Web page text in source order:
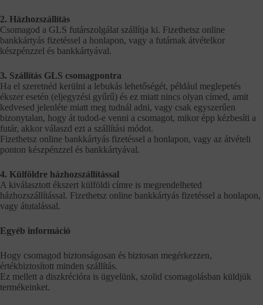
2. Házhozszállítás
Csomagod a GLS futárszolgálat szállítja ki. Fizethetsz online
bankkártyás fizetéssel a honlapon, vagy a futárnak átvételkor
készpénzzel és bankkártyával.
3. Szállítás GLS csomagpontra
Ha el szeretnéd kerülni a lebukás lehetőségét, például meglepetés
ékszer esetén (eljegyzési gyűrű) és ez miatt nincs olyan címed, amit
kedvesed jelenléte miatt meg tudnál adni, vagy csak egyszerűen
bizonytalan, hogy át tudod-e venni a csomagot, mikor épp kézbesíti a
futár, akkor válaszd ezt a szállítási módot.
Fizethetsz online bankkártyás fizetéssel a honlapon, vagy az átvételi
ponton készpénzzel és bankkártyával.
4. Külföldre házhozszállítással
A kiválasztott ékszert külföldi címre is megrendelheted
házhozszállítással. Fizethetsz online bankkártyás fizetéssel a honlapon,
vagy átutalással.
Egyéb információ
Hogy csomagod biztonságosan és biztosan megérkezzen,
értékbiztosított minden szállítás.
Ez mellett a diszkrécióra is ügyelünk, szolid csomagolásban küldjük
termékeinket.